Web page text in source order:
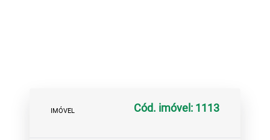
IMÓVEL Cód. imóvel: 1113